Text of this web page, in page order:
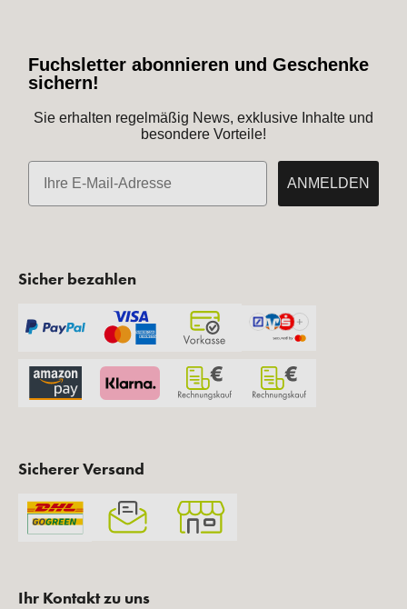
Fuchsletter abonnieren und Geschenke
sichern!
Sie erhalten regelmäßig News, exklusive Inhalte und
besondere Vorteile!
E-Mail
ANMELDEN
Sicher bezahlen
Sicherer Versand
Ihr Kontakt zu uns